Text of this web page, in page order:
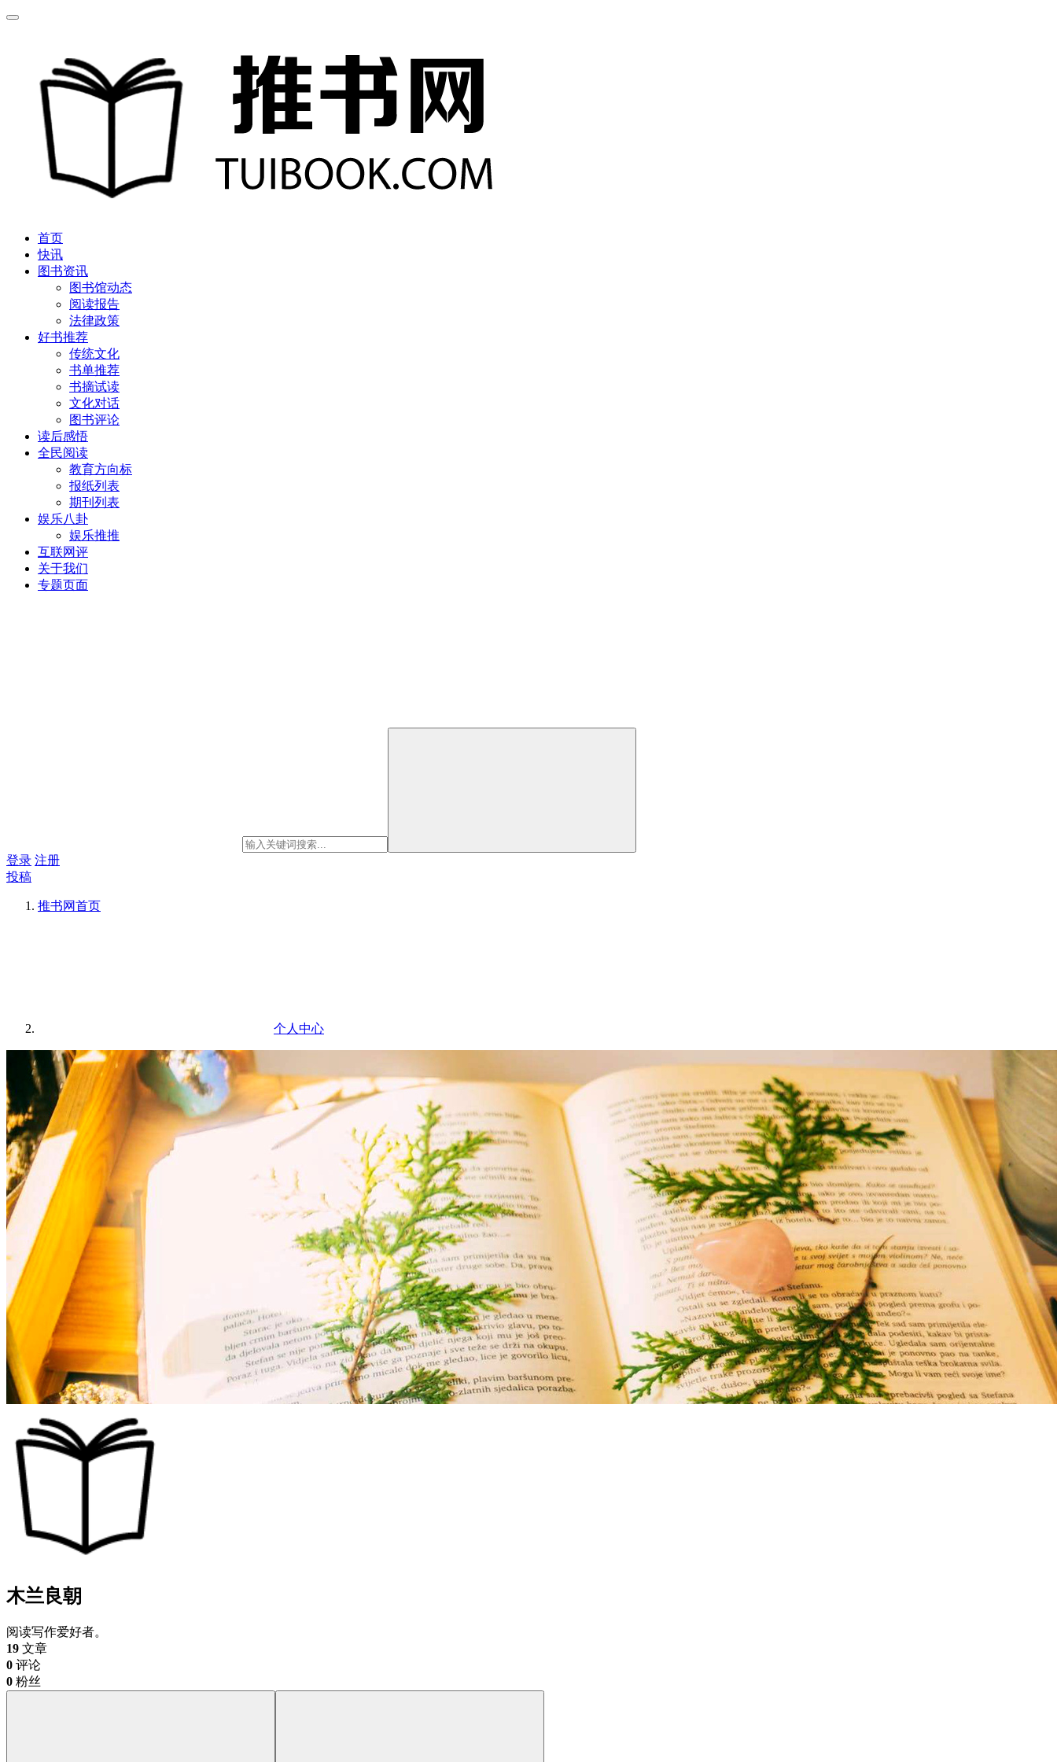
首页
快讯
图书资讯
图书馆动态
阅读报告
法律政策
好书推荐
传统文化
书单推荐
书摘试读
文化对话
图书评论
读后感悟
全民阅读
教育方向标
报纸列表
期刊列表
娱乐八卦
娱乐推推
互联网评
关于我们
专题页面
登录 注册
投稿
推书网首页
个人中心
木兰良朝
阅读写作爱好者。
19 文章
0 评论
0 粉丝